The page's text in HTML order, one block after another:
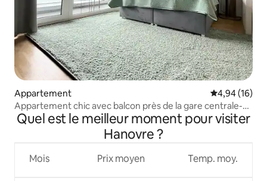
Appartement Évaluation
4,94 (16)
Appartement chic avec balcon près de la gare centrale-
ascenseur-centre
Quel est le meilleur moment pour visiter
Hanovre ?
Mois Prix moyen Temp. moy.